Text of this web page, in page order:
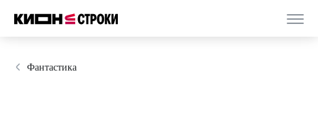
Фантастика